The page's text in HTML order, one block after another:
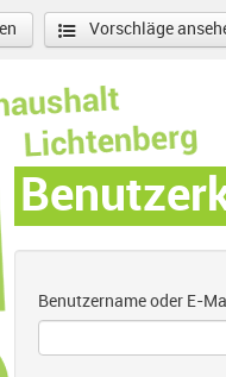
Vorschläge
Benutzername oder E-